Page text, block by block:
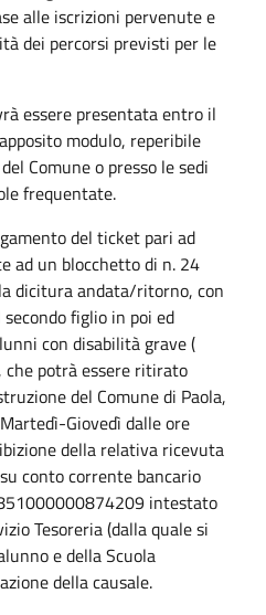
alle iscrizioni pervenute e
dei percorsi previsti per le
essere presentata entro il
modulo, reperibile
Comune o presso le sedi
frequentate.
del ticket pari ad
ad un blocchetto di n. 24
dicitura andata/ritorno, con
figlio in poi ed
con disabilità grave (
potrà essere ritirato
del Comune di Paola,
Giovedì dalle ore
della relativa ricevuta
conto corrente bancario
intestato
Tesoreria (dalla quale si
e della Scuola
della causale.